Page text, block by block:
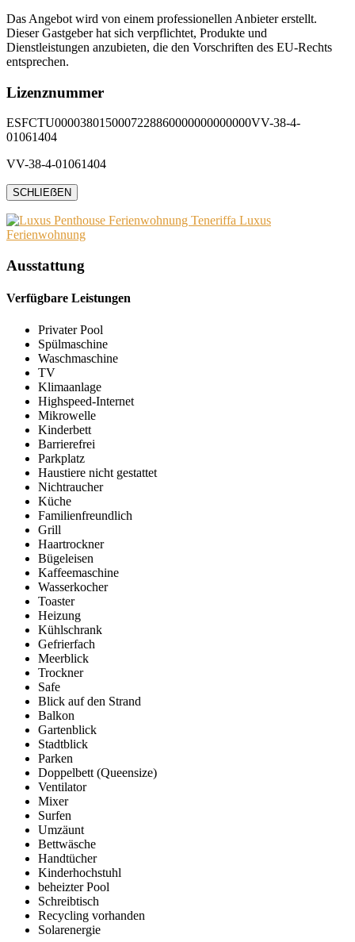
Das Angebot wird von einem professionellen Anbieter erstellt.
Dieser Gastgeber hat sich verpflichtet, Produkte und
Dienstleistungen anzubieten, die den Vorschriften des EU-Rechts
entsprechen.
Lizenznummer
ESFCTU0000380150007228860000000000000VV-38-4-
01061404
VV-38-4-01061404
SCHLIEẞEN
Ausstattung
Verfügbare Leistungen
Privater Pool
Spülmaschine
Waschmaschine
TV
Klimaanlage
Highspeed-Internet
Mikrowelle
Kinderbett
Barrierefrei
Parkplatz
Haustiere nicht gestattet
Nichtraucher
Küche
Familienfreundlich
Grill
Haartrockner
Bügeleisen
Kaffeemaschine
Wasserkocher
Toaster
Heizung
Kühlschrank
Gefrierfach
Meerblick
Trockner
Safe
Blick auf den Strand
Balkon
Gartenblick
Stadtblick
Parken
Doppelbett (Queensize)
Ventilator
Mixer
Surfen
Umzäunt
Bettwäsche
Handtücher
Kinderhochstuhl
beheizter Pool
Schreibtisch
Recycling vorhanden
Solarenergie